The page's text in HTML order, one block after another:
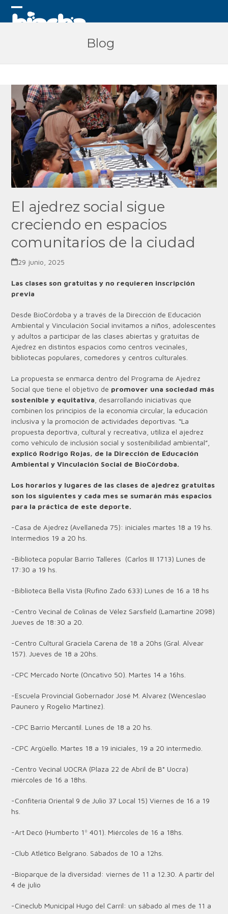
Skip
Open
Close
Blog
El ajedrez social sigue
creciendo en espacios
comunitarios de la ciudad
29 junio, 2025
Las clases son gratuitas y no requieren inscripción
previa
Desde BioCórdoba y a través de la Dirección de Educación
Ambiental y Vinculación Social invitamos a niños, adolescentes
y adultos a participar de las clases abiertas y gratuitas de
Ajedrez en distintos espacios como centros vecinales,
bibliotecas populares, comedores y centros culturales.
La propuesta se enmarca dentro del Programa de Ajedrez
Social que tiene el objetivo de promover una sociedad más
sostenible y equitativa , desarrollando iniciativas que
combinen los principios de la economía circular, la educación
inclusiva y la promoción de actividades deportivas. “La
propuesta deportiva, cultural y recreativa, utiliza el ajedrez
como vehículo de inclusión social y sostenibilidad ambiental”,
explicó Rodrigo Rojas, de la Dirección de Educación
Ambiental y Vinculación Social de BioCórdoba.
Los horarios y lugares de las clases de ajedrez gratuitas
son los siguientes y cada mes se sumarán más espacios
para la práctica de este deporte.
-Casa de Ajedrez (Avellaneda 75): iniciales martes 18 a 19 hs.
Intermedios 19 a 20 hs.
-Biblioteca popular Barrio Talleres (Carlos III 1713) Lunes de
17:30 a 19 hs.
-Biblioteca Bella Vista (Rufino Zado 633) Lunes de 16 a 18 hs
-Centro Vecinal de Colinas de Vélez Sarsfield (Lamartine 2098)
Jueves de 18:30 a 20.
-Centro Cultural Graciela Carena de 18 a 20hs (Gral. Alvear
157). Jueves de 18 a 20hs.
-CPC Mercado Norte (Oncativo 50). Martes 14 a 16hs.
-Escuela Provincial Gobernador José M. Alvarez (Wenceslao
Paunero y Rogelio Martínez).
-CPC Barrio Mercantil. Lunes de 18 a 20 hs.
-CPC Argüello. Martes 18 a 19 iniciales, 19 a 20 intermedio.
-Centro Vecinal UOCRA (Plaza 22 de Abril de B° Uocra)
miércoles de 16 a 18hs.
-Confitería Oriental 9 de Julio 37 Local 15) Viernes de 16 a 19
hs.
-Art Decó (Humberto 1º 401). Miércoles de 16 a 18hs.
-Club Atlético Belgrano. Sábados de 10 a 12hs.
-Bioparque de la diversidad: viernes de 11 a 12.30. A partir del
4 de julio
-Cineclub Municipal Hugo del Carril: un sábado al mes de 11 a